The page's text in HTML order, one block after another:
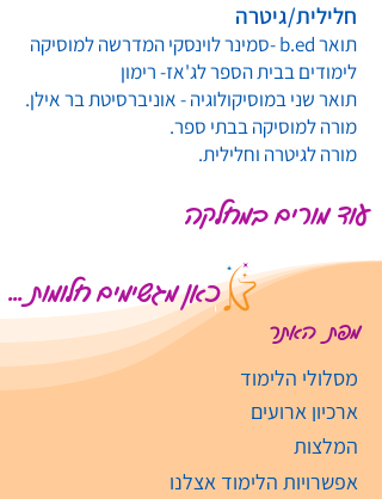
חלילית/גיטרה
תואר b.ed -סמינר לוינסקי המדרשה למוסיקה
לימודים בבית הספר לג'אז- רימון
תואר שני במוסיקולוגיה - אוניברסיטת בר אילן.
מורה למוסיקה בבתי ספר.
מורה לגיטרה וחלילית.
עוד מורים במחלקה
מפת האתר
כאן מגשימים חלומות ...
מסלולי הלימוד
ארכיון ארועים
המלצות
אפשרויות הלימוד אצלנו